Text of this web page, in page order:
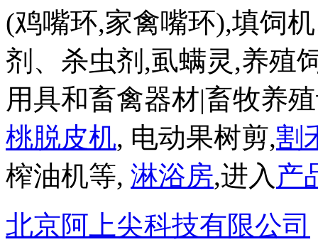
(鸡嘴环,家禽嘴环),填饲
剂、杀虫剂,虱螨灵,养殖
用具和畜禽器材|畜牧养
桃脱皮机, 电动果树剪,割
榨油机等, 淋浴房,进入 产
北京阿上尖科技有限公司